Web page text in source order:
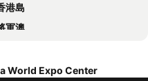
Shenzhen Shekou Nanhai
Silveri Hotel Hong Kong - MGallery Collection
圳雅詩閣美倫服務公寓
港島
軍澳
山區
World Expo Center